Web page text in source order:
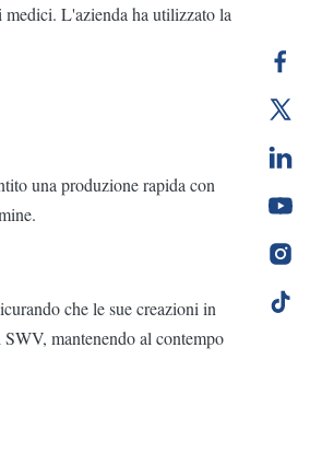
L'azienda ha utilizzato la
una produzione rapida con
che le sue creazioni in
mantenendo al contempo